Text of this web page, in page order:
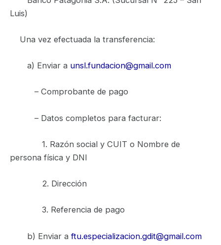
Luis)
Una vez efectuada la transferencia:
a) Enviar a unsl.fundacion@gmail.com
– Comprobante de pago
– Datos completos para facturar:
1. Razón social y CUIT o Nombre de
persona física y DNI
2. Dirección
3. Referencia de pago
b) Enviar a ftu.especializacion.gdit@gmail.com